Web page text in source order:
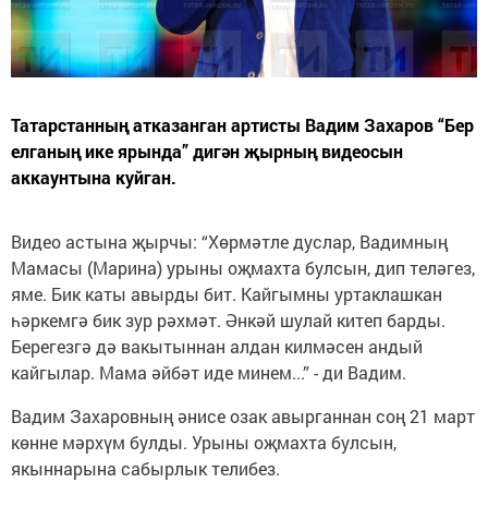
Татарстанның атказанган артисты Вадим Захаров “Бер
елганың ике ярында” дигән җырның видеосын
аккаунтына куйган.
Видео астына җырчы: “Хөрмәтле дуслар, Вадимның
Мамасы (Марина) урыны оҗмахта булсын, дип теләгез,
яме. Бик каты авырды бит. Кайгымны уртаклашкан
һәркемгә бик зур рәхмәт. Әнкәй шулай китеп барды.
Берегезгә дә вакытыннан алдан килмәсен андый
кайгылар. Мама әйбәт иде минем...” - ди Вадим.
Вадим Захаровның әнисе озак авырганнан соң 21 март
көнне мәрхүм булды. Урыны оҗмахта булсын,
якыннарына сабырлык телибез.